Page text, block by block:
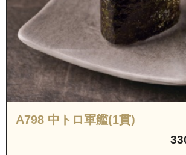
A798 中トロ軍艦(1貫)